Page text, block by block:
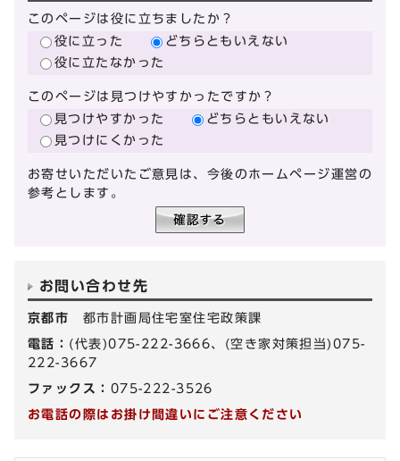
このページは役に立ちましたか？
役に立った
どちらともいえない
役に立たなかった
このページは見つけやすかったですか？
見つけやすかった
どちらともいえない
見つけにくかった
お寄せいただいたご意見は、今後のホームページ運営の
参考とします。
お問い合わせ先
京都市 都市計画局住宅室住宅政策課
電話： (代表)075-222-3666、(空き家対策担当)075-
222-3667
ファックス： 075-222-3526
お電話の際はお掛け間違いにご注意ください